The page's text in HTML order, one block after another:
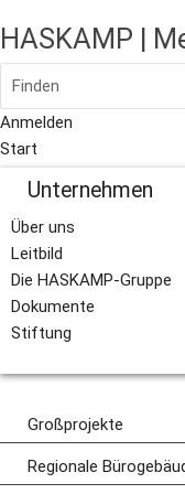
HASKAMP |
Finden
Anmelden
Start
Unternehmen
Über uns
Leitbild
Die HASKAMP-Gruppe
Dokumente
Stiftung
Großprojekte
Übersicht
Elementfassaden
Regionale